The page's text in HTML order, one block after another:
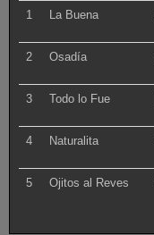
1 La Buena
2 Osadía
3 Todo lo Fue
4 Naturalita
5 Ojitos al Reves